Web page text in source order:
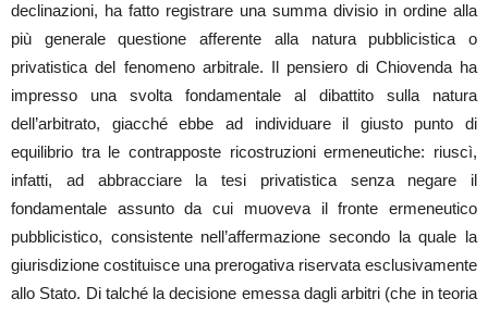
declinazioni, ha fatto registrare una summa divisio in ordine alla
più generale questione afferente alla natura pubblicistica o
privatistica del fenomeno arbitrale. Il pensiero di Chiovenda ha
impresso una svolta fondamentale al dibattito sulla natura
dell’arbitrato, giacché ebbe ad individuare il giusto punto di
equilibrio tra le contrapposte ricostruzioni ermeneutiche: riuscì,
infatti, ad abbracciare la tesi privatistica senza negare il
fondamentale assunto da cui muoveva il fronte ermeneutico
pubblicistico, consistente nell’affermazione secondo la quale la
giurisdizione costituisce una prerogativa riservata esclusivamente
allo Stato. Di talché la decisione emessa dagli arbitri (che in teoria